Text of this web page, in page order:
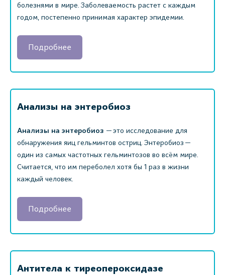
болезнями в мире. Заболеваемость растет с каждым
годом, постепенно принимая характер эпидемии.
Подробнее
Анализы на энтеробиоз
Анализы на энтеробиоз — это исследование для
обнаружения яиц гельминтов остриц. Энтеробиоз —
один из самых частотных гельминтозов во всём мире.
Считается, что им переболел хотя бы 1 раз в жизни
каждый человек.
Подробнее
Антитела к тиреопероксидазе